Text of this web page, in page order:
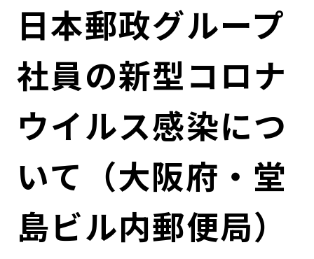
コンプライアンス
ガバナンス
コンダクト向上の取組み
ローカル共創イニシアティブ
個人投資家のみなさまへ
株式情報
財務情報・IR資料
IRニュース
IRカレンダー
担当役員メッセージ
サステナビリティマネジメント
持続可能な金融のフレームワーク
環境
日本郵政グループ
社員の新型コロナ
ウイルス感染につ
いて（大阪府・堂
島ビル内郵便局）